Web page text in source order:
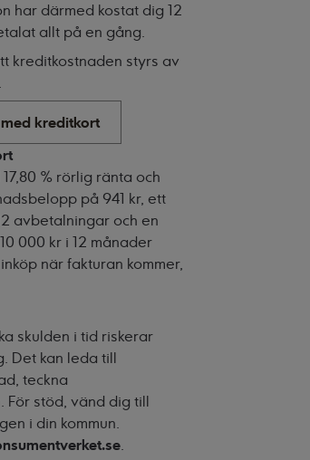
har därmed kostat dig 12
allt på en gång.
kreditkostnaden styrs av
kreditkort
% rörlig ränta och
på 941 kr, ett
avbetalningar och en
000 kr i 12 månader
när fakturan kommer,
skulden i tid riskerar
Det kan leda till
teckna
För stöd, vänd dig till
i din kommun.
.